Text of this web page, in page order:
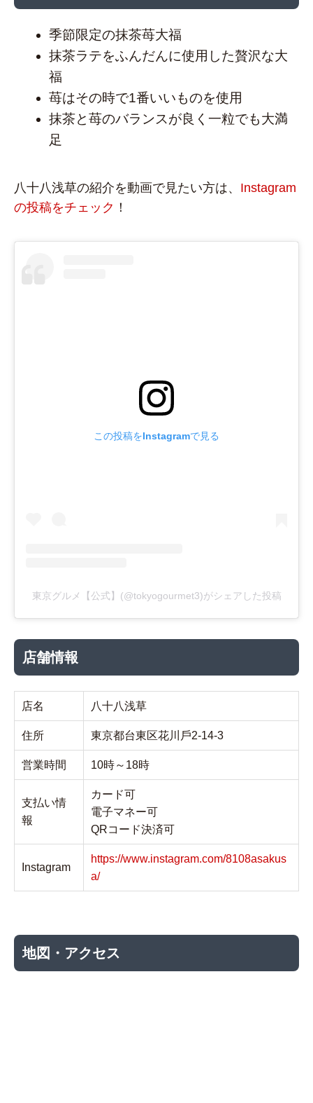
季節限定の抹茶苺大福
抹茶ラテをふんだんに使用した贅沢な大
福
苺はその時で1番いいものを使用
抹茶と苺のバランスが良く一粒でも大満
足
八十八浅草の紹介を動画で見たい方は、 Instagram
の投稿をチェック ！
この投稿をInstagramで見る
東京グルメ【公式】(@tokyogourmet3)がシェアした投稿
店舗情報
店名 八十八浅草
住所 東京都台東区花川⼾2-14-3
営業時間 10時～18時
支払い情
報
カード可
電子マネー可
QRコード決済可
Instagram
https://www.instagram.com/8108asakus
a/
地図・アクセス